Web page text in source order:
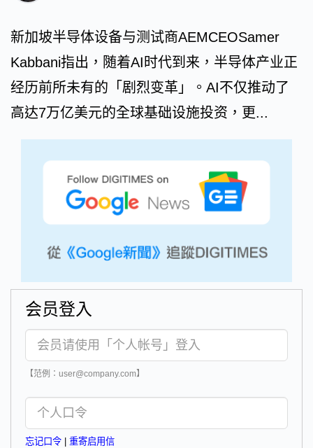
新加坡半导体设备与测试商AEMCEOSamer
Kabbani指出，随着AI时代到来，半导体产业正
经历前所未有的「剧烈变革」。AI不仅推动了
高达7万亿美元的全球基础设施投资，更...
会员登入
【范例：user@company.com】
忘记口令 重寄启用信